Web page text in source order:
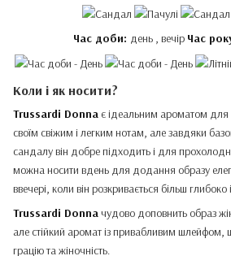
Час доби: день , вечір Час
Коли і як носити?
Trussardi Donna є ідеальним ароматом для
своїм свіжим і легким нотам, але завдяки
сандалу він добре підходить і для
можна носити вдень для додання образу
ввечері, коли він розкривається більш глибоко
Trussardi Donnaчудово доповнить образ
але стійкий аромат із привабливим шлейфом,
грацію та жіночність.